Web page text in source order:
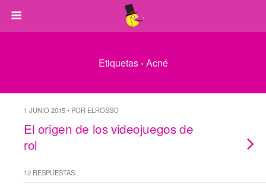
Etiquetas › Acné
1 JUNIO 2015 • POR ELROSSO
El origen de los videojuegos de
rol
12 RESPUESTAS